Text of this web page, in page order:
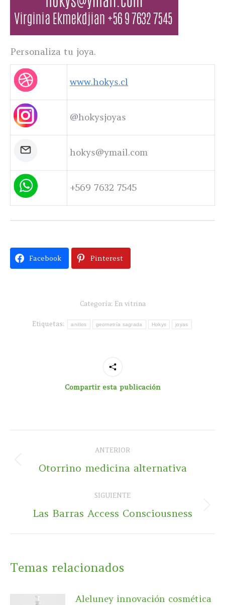
Personaliza tu joya.
www.hokys.cl
@hokysjoyas
hokys@ymail.com
+569 7632 7545
Facebook Pinterest
Categoría: En vitrina
Etiquetas: anillos geometría sagrada Hokys joyas
Compartir esta publicación
entre
ANTERIOR
Publicación
Otorrino medicina alternativa
SIGUIENTE
Publicación
Las Barras Access Consciousness
Temas relacionados
Aleluney innovación cosmética